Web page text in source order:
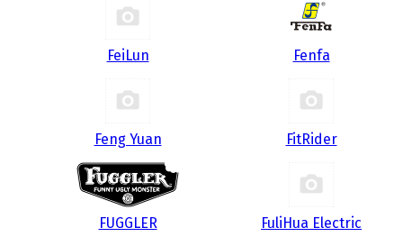
FeiLun Fenfa
Feng Yuan FitRider
FUGGLER FuliHua Electric